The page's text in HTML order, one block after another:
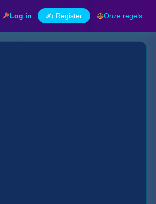
Log in ✍️ Register Onze regels